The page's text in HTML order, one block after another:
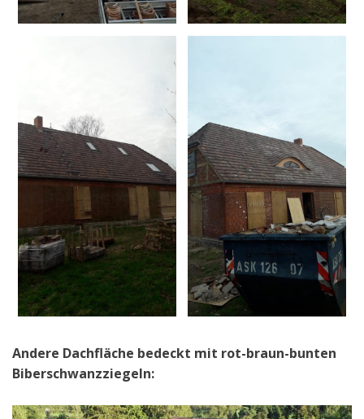
Andere Dachfläche bedeckt mit rot-braun-bunten
Biberschwanzziegeln: